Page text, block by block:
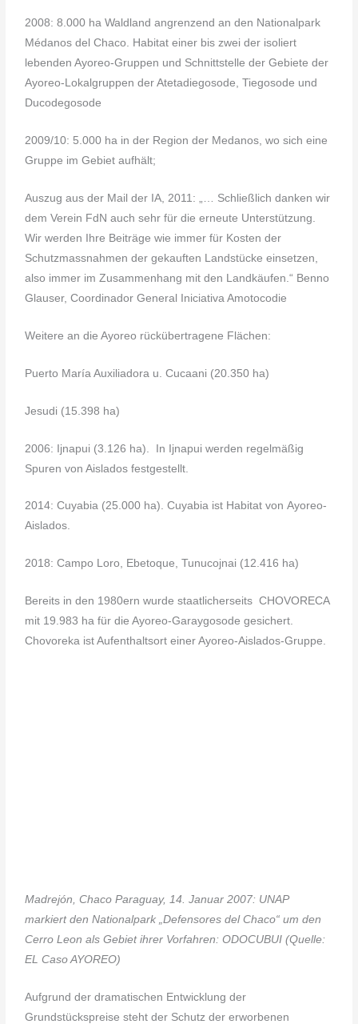
2008: 8.000 ha Waldland angrenzend an den Nationalpark
Médanos del Chaco. Habitat einer bis zwei der isoliert
lebenden Ayoreo-Gruppen und Schnittstelle der Gebiete der
Ayoreo-Lokalgruppen der Atetadiegosode, Tiegosode und
Ducodegosode
2009/10: 5.000 ha in der Region der Medanos, wo sich eine
Gruppe im Gebiet aufhält;
Auszug aus der Mail der IA, 2011: „… Schließlich danken wir
dem Verein FdN auch sehr für die erneute Unterstützung.
Wir werden Ihre Beiträge wie immer für Kosten der
Schutzmassnahmen der gekauften Landstücke einsetzen,
also immer im Zusammenhang mit den Landkäufen.“ Benno
Glauser, Coordinador General Iniciativa Amotocodie
Weitere an die Ayoreo rückübertragene Flächen:
Puerto María Auxiliadora u. Cucaani (20.350 ha)
Jesudi (15.398 ha)
2006: Ijnapui (3.126 ha). In Ijnapui werden regelmäßig
Spuren von Aislados festgestellt.
2014: Cuyabia (25.000 ha). Cuyabia ist Habitat von Ayoreo-
Aislados.
2018: Campo Loro, Ebetoque, Tunucojnai (12.416 ha)
Bereits in den 1980ern wurde staatlicherseits CHOVORECA
mit 19.983 ha für die Ayoreo-Garaygosode gesichert.
Chovoreka ist Aufenthaltsort einer Ayoreo-Aislados-Gruppe.
Madrejón, Chaco Paraguay, 14. Januar 2007: UNAP
markiert den Nationalpark „Defensores del Chaco“ um den
Cerro Leon als Gebiet ihrer Vorfahren: ODOCUBUI (Quelle:
EL Caso AYOREO)
Aufgrund der dramatischen Entwicklung der
Grundstückspreise steht der Schutz der erworbenen